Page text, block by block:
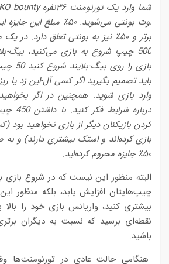
شما وارد یک تورنومنت ۳۶نفره
bounty
اوت بونتی می‌شوید. ۵۰٪ مبلغ
بازی
باید تصمیم بگیرید اگر کسی آل-این زد یا
وارد بازی شوید. همچنین در اگر
کردن بازیکنان دیگر از بازی نخواهید بود
بازی کرده‌اند و استک بیشتری دارند) و به
۵۰٪‌ جایزه محروم کرده‌اید.
البته منظور این نیست که در شروع بازی
چیپ‌هایتان افزایش یابد، بلکه منظور
بیشتری کنید، واریانس بازی خود را
نقطه‌ای برسید که نسبت به دیگران
باشید.
هنگامی حالت عادی در تورنومنت‌ها